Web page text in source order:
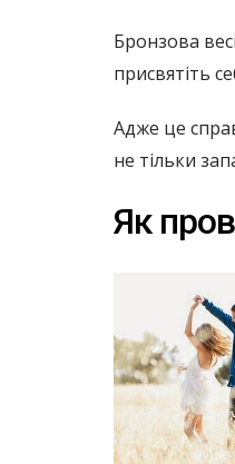
Бронзова
присвятіть
Адже це
не тільки
Як